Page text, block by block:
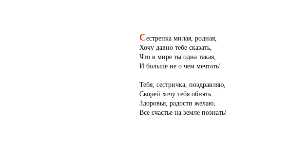
Сестренка милая, родная,
Хочу давно тебе сказать,
Что в мире ты одна такая,
И больше не о чем мечтать!
Тебя, сестричка, поздравляю,
Скорей хочу тебя обнять...
Здоровья, радости желаю,
Все счастье на земле познать!